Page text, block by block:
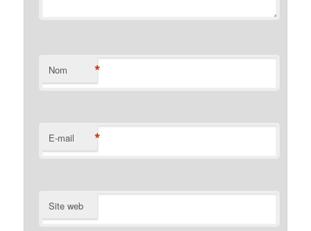
Nom *
E-mail *
Site web